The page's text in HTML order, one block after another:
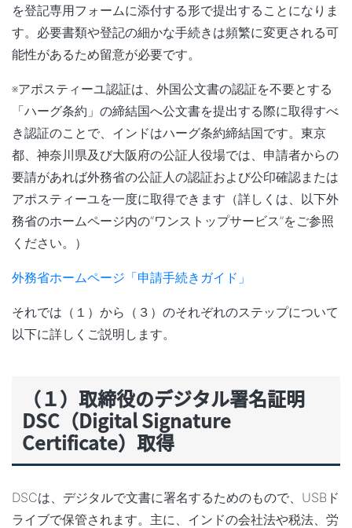
を登記専用フォームに添付する形で提出することになりま
す。必要書類や登記の細かな手続きは頻繁に変更される可
能性があるため留意が必要です。
※アポスティーユ認証は、外国公文書の認証を不要とする
「ハーグ条約」の締結国へ公文書を提出する際に取得すべ
き認証のことで、インドはハーグ条約締結国です。東京
都、神奈川県及び大阪府の公証人役場では、申請者からの
要請があれば外務省の公証人の認証および公印確認または
アポスティーユを一度に取得できます（詳しくは、以下外
務省のホームページ内の“ワンストップサービス”をご参照
ください。）
外務省ホームページ「申請手続きガイド」
それでは（１）から（３）のそれぞれのステップについて
以下に詳しくご説明します。
（１）取締役のデジタル署名証明
DSC（Digital Signature
Certificate）取得
DSCは、デジタルで文書に署名するためのもので、USBド
ライブで保管されます。主に、インドの会社法や税法、労